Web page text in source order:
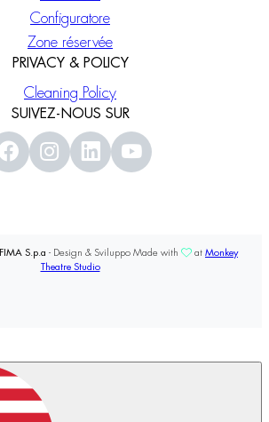
Configuratore
Zone réservée
PRIVACY & POLICY
Cleaning Policy
SUIVEZ-NOUS SUR
FIMA S.p.a - Design & Sviluppo Made with at Monkey
Theatre Studio